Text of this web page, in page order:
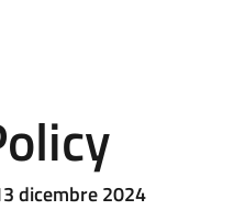
dicembre 2024